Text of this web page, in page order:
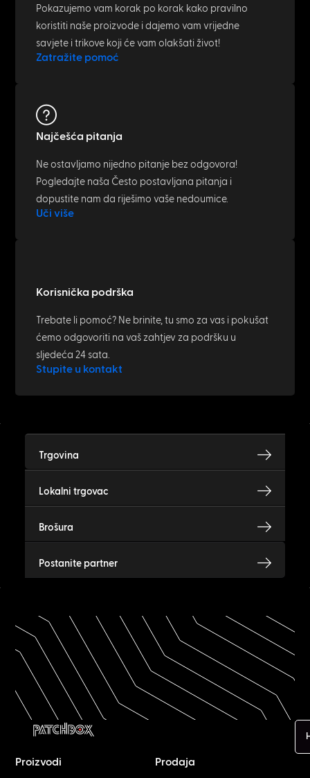
Pokazujemo vam korak po korak kako pravilno
koristiti naše proizvode i dajemo vam vrijedne
savjete i trikove koji će vam olakšati život!
Zatražite pomoć
Najčešća pitanja
Ne ostavljamo nijedno pitanje bez odgovora!
Pogledajte naša Često postavljana pitanja i
dopustite nam da riješimo vaše nedoumice.
Uči više
Korisnička podrška
Trebate li pomoć? Ne brinite, tu smo za vas i pokušat
ćemo odgovoriti na vaš zahtjev za podršku u
sljedeća 24 sata.
Stupite u kontakt
Trgovina
Lokalni trgovac
Brošura
Postanite partner
Proizvodi Prodaja